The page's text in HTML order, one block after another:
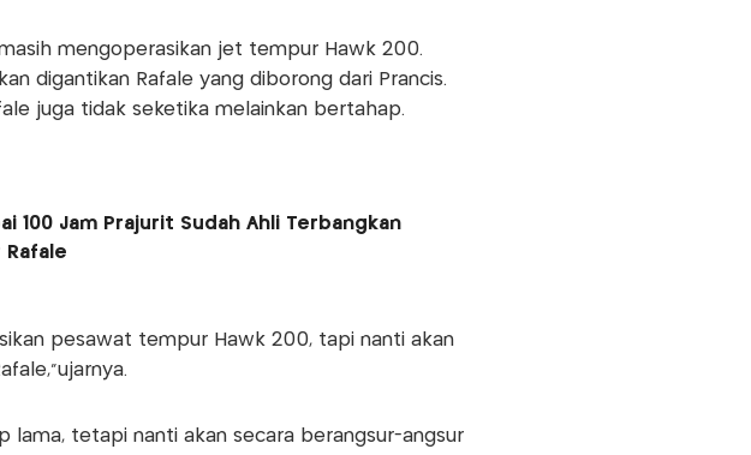
mengoperasikan jet tempur Hawk 200.
digantikan Rafale yang diborong dari Prancis.
juga tidak seketika melainkan bertahap.
100 Jam Prajurit Sudah Ahli Terbangkan
Rafale
pesawat tempur Hawk 200, tapi nanti akan
lama, tetapi nanti akan secara berangsur-angsur